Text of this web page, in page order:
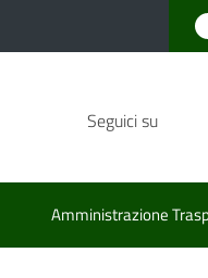
Seguici su
Amministrazione